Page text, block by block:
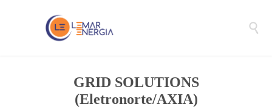

GRID SOLUTIONS
(Eletronorte/AXIA)